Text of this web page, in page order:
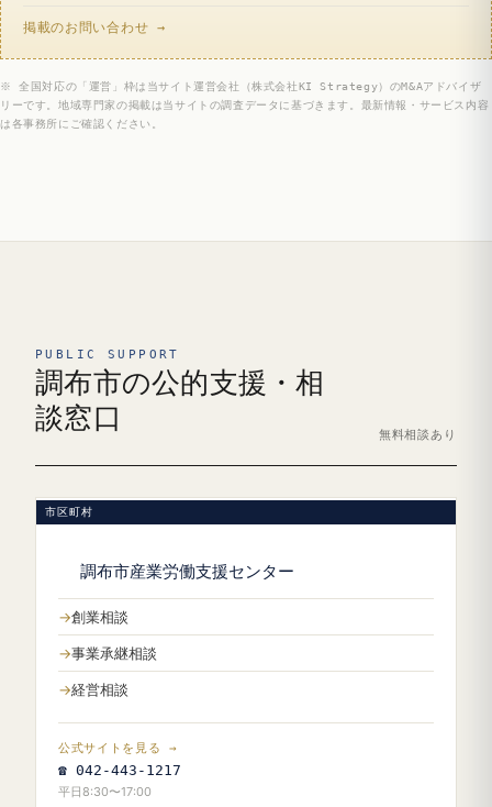
掲載のお問い合わせ →
※ 全国対応の「運営」枠は当サイト運営会社（株式会社KI Strategy）のM&Aアドバイザ
リーです。地域専門家の掲載は当サイトの調査データに基づきます。最新情報・サービス内容
は各事務所にご確認ください。
PUBLIC SUPPORT
調布市の公的支援・相
談窓口
無料相談あり
市区町村
調布市産業労働支援センター
創業相談
事業承継相談
経営相談
公式サイトを見る →
☎ 042-443-1217
平日8:30〜17:00